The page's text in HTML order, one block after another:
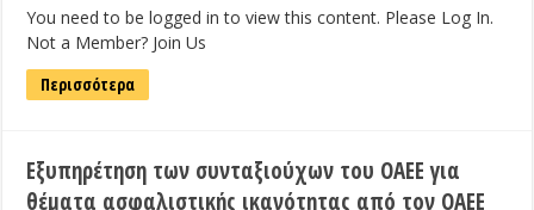
You need to be logged in to view this content. Please Log In.
Not a Member? Join Us
Περισσότερα
Εξυπηρέτηση των συνταξιούχων του ΟΑΕΕ για
θέματα ασφαλιστικής ικανότητας από τον ΟΑΕΕ